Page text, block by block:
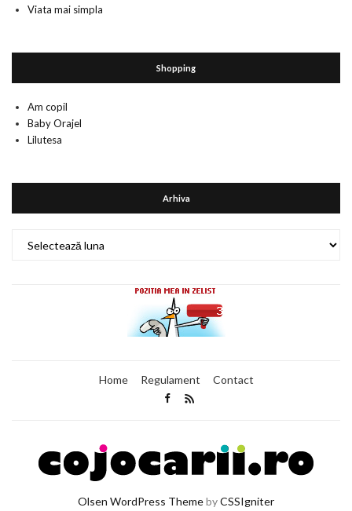
Viata mai simpla
Shopping
Am copil
Baby Orajel
Lilutesa
Arhiva
Home Regulament Contact
Olsen WordPress ThemebyCSSIgniter